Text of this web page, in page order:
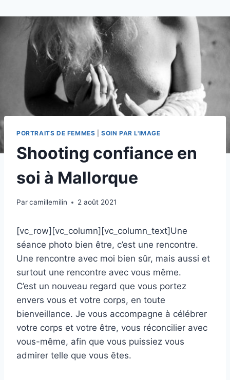
content
PORTRAITS DE FEMMES |SOIN PAR L'IMAGE
Shooting confiance en
soi à Mallorque
Parcamillemilin 2 août 2021
[vc_row][vc_column][vc_column_text]Une
séance photo bien être, c’est une rencontre.
Une rencontre avec moi bien sûr, mais aussi et
surtout une rencontre avec vous même.
C’est un nouveau regard que vous portez
envers vous et votre corps, en toute
bienveillance. Je vous accompagne à célébrer
votre corps et votre être, vous réconcilier avec
vous-même, afin que vous puissiez vous
admirer telle que vous êtes.